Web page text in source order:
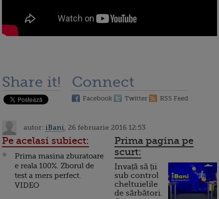
Share it! Connect
Facebook Twitter RSS Feed
autor: iBani , 26 februarie 2016 12:53
Pe acelasi subiect:
Prima masina zburatoare
e reala 100%. Zborul de
test a mers perfect.
VIDEO
Prima pagina pe
scurt:
Invață să ții
sub control
cheltuielile
de sărbători.